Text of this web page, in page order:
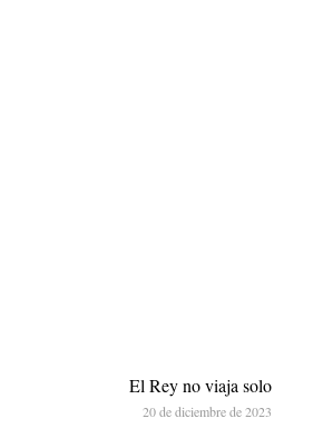
El Rey no viaja solo
20 de diciembre de 2023